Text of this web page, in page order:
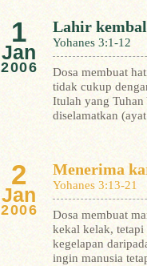
1
Jan
2006
Lahir
Yohanes 3:1-12
Dosa membuat
tidak cukup
Itulah yang Tuhan
diselamatkan
2
Jan
2006
Menerima
Yohanes 3:13-21
Dosa membuat
kekal kelak,
kegelapan
ingin manusia